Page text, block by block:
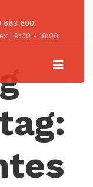
663 690
| 9:00 - 18:00